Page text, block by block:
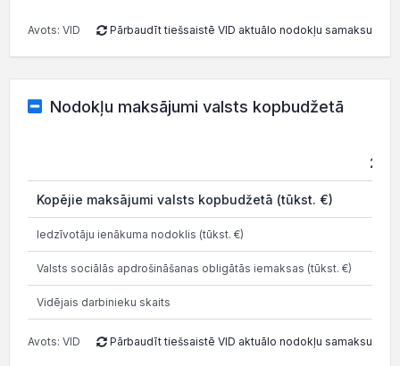
Avots: VID Pārbaudīt tiešsaistē VID aktuālo nodokļu samaksu
Nodokļu maksājumi valsts kopbudžetā
2025
Kopējie maksājumi valsts kopbudžetā (tūkst. €)
Iedzīvotāju ienākuma nodoklis (tūkst. €)
Valsts sociālās apdrošināšanas obligātās iemaksas (tūkst. €)
Vidējais darbinieku skaits
Avots: VID Pārbaudīt tiešsaistē VID aktuālo nodokļu samaksu